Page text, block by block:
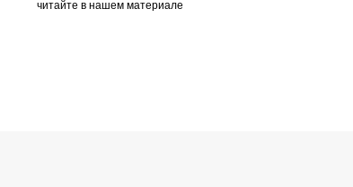
читайте в нашем материале